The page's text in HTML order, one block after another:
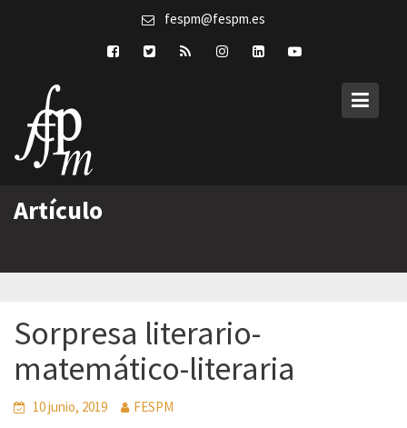
fespm@fespm.es
Artículo
Sorpresa literario-
matemático-literaria
10 junio, 2019 FESPM